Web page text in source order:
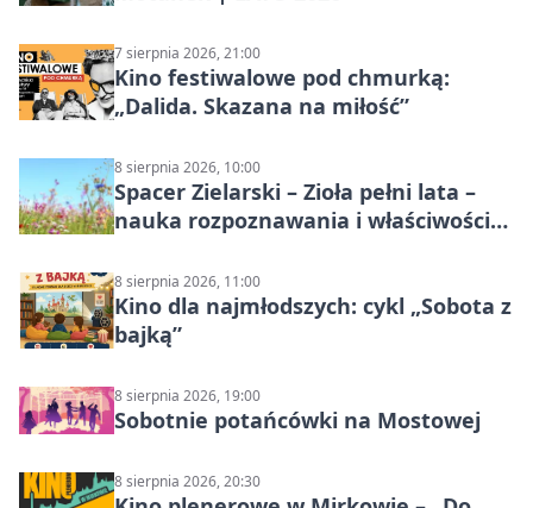
7 sierpnia 2026, 21:00
Kino festiwalowe pod chmurką:
„Dalida. Skazana na miłość”
8 sierpnia 2026, 10:00
Spacer Zielarski – Zioła pełni lata –
nauka rozpoznawania i właściwości
8 sierpnia 2026, 11:00
Kino dla najmłodszych: cykl „Sobota z
bajką”
8 sierpnia 2026, 19:00
Sobotnie potańcówki na Mostowej
8 sierpnia 2026, 20:30